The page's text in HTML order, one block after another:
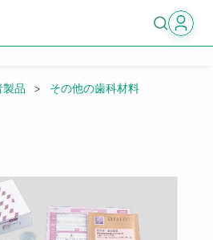
製品 その他の歯科材料